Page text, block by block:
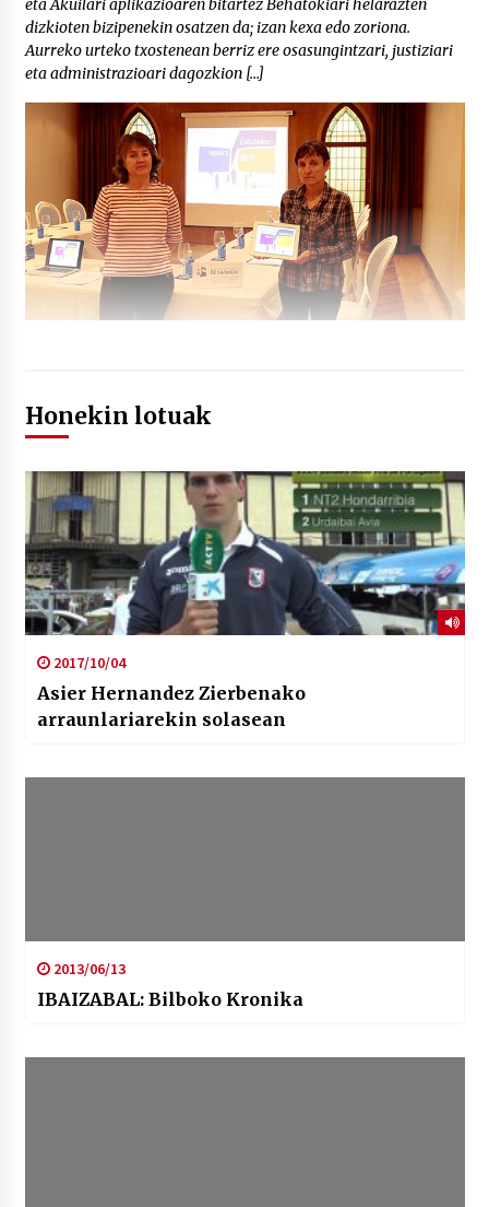
eta Akuilari aplikazioaren bitartez Behatokiari helarazten
dizkioten bizipenekin osatzen da; izan kexa edo zoriona.
Aurreko urteko txostenean berriz ere osasungintzari, justiziari
eta administrazioari dagozkion […]
Honekin lotuak
2017/10/04
Asier Hernandez Zierbenako
arraunlariarekin solasean
2013/06/13
IBAIZABAL: Bilboko Kronika